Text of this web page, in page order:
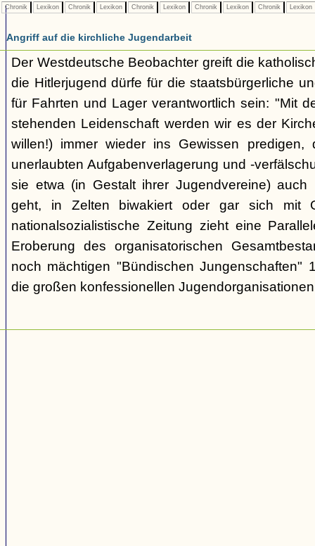
Chronik Lexikon Chronik Lexikon Chronik Lexikon Chronik Lexikon Chronik Lexikon
Angriff auf die kirchliche Jugendarbeit
Der Westdeutsche Beobachter greift die
die Hitlerjugend dürfe für die staatsbürgerliche
für Fahrten und Lager verantwortlich sein: "Mit
stehenden Leidenschaft werden wir es der
willen!) immer wieder ins Gewissen
unerlaubten Aufgabenverlagerung und -
sie etwa (in Gestalt ihrer Jugendvereine) auch
geht, in Zelten biwakiert oder gar sich mit
nationalsozialistische Zeitung zieht eine
Eroberung des organisatorischen
noch mächtigen "Bündischen Jungenschaften"
die großen konfessionellen